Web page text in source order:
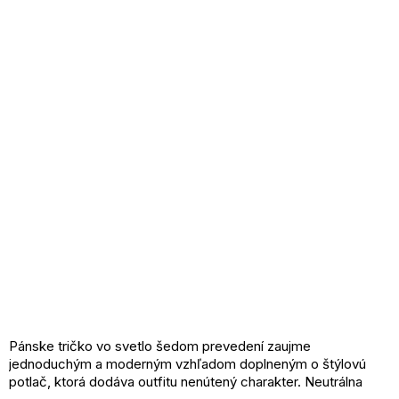
Pánske tričko vo svetlo šedom prevedení zaujme
jednoduchým a moderným vzhľadom doplneným o štýlovú
potlač, ktorá dodáva outfitu nenútený charakter. Neutrálna